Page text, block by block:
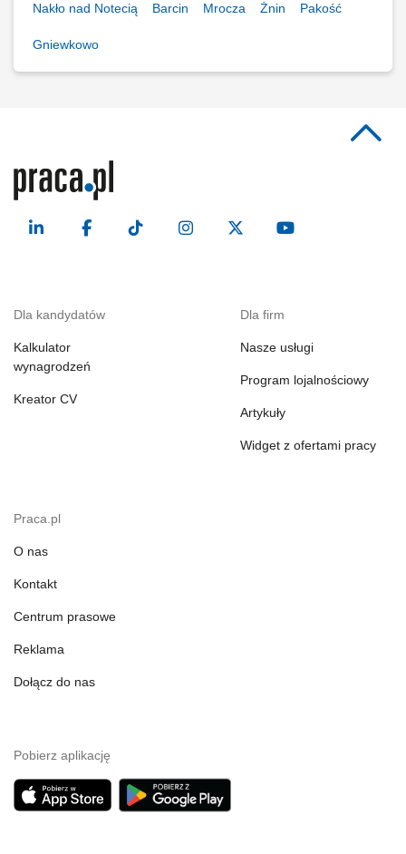
Nakło nad Notecią Barcin Mrocza Żnin Pakość
Gniewkowo
Dla kandydatów
Kalkulator
wynagrodzeń
Kreator CV
Dla firm
Nasze usługi
Program lojalnościowy
Artykuły
Widget z ofertami pracy
Praca.pl
O nas
Kontakt
Centrum prasowe
Reklama
Dołącz do nas
Pobierz aplikację